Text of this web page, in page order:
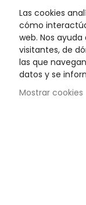
Las cookies
cómo
web. Nos
visitantes, de
las que
datos y se
Mostrar cookies